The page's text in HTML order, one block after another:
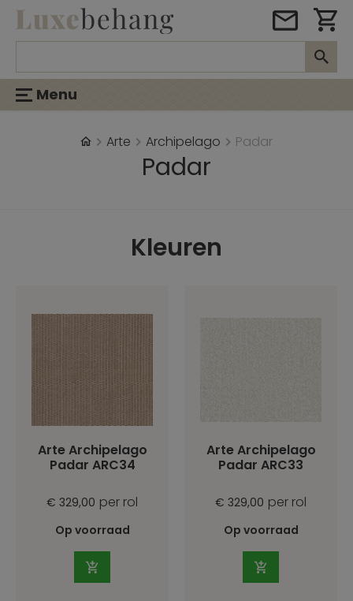
Menu
Arte Archipelago Padar
Padar
Kleuren
Arte Archipelago
Padar ARC34
€ 329,00 per rol
Op voorraad
Arte Archipelago
Padar ARC33
€ 329,00 per rol
Op voorraad